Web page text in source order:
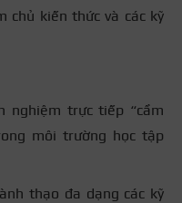
chủ kiến thức và các kỹ
nghiệm trực tiếp “cầm
môi trường học tập
thạo đa dạng các kỹ